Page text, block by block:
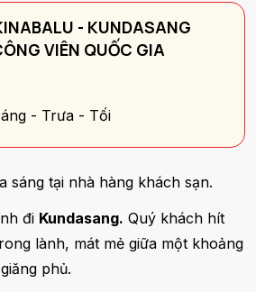
- KUNDASANG
VIÊN QUỐC GIA
- Trưa - Tối
sáng tại nhà hàng khách sạn.
đi Kundasang. Quý khách hít
lành, mát mẻ giữa một khoảng
phủ.